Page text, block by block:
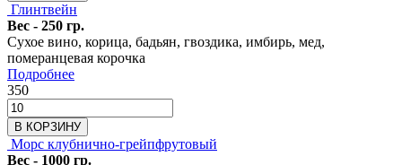
Глинтвейн
Вес - 250 гр.
Сухое вино, корица, бадьян, гвоздика, имбирь, мед,
померанцевая корочка
Подробнее
350
В КОРЗИНУ
Морс клубнично-грейпфрутовый
Вес - 1000 гр.